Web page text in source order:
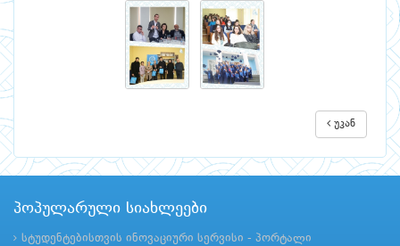
უკან
პოპულარული სიახლეები
სტუდენტებისთვის ინოვაციური სერვისი - პორტალი